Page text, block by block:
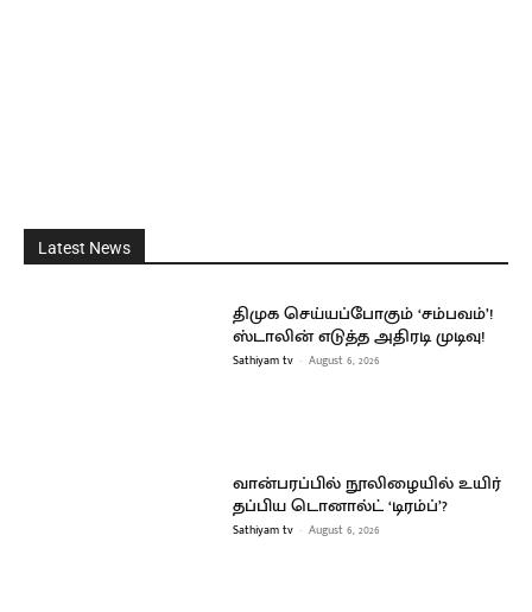
Latest News
திமுக செய்யப்போகும் ‘சம்பவம்’!
ஸ்டாலின் எடுத்த அதிரடி முடிவு!
Sathiyam tv - August 6, 2026
வான்பரப்பில் நூலிழையில் உயிர்
தப்பிய டொனால்ட் ‘டிரம்ப்’?
Sathiyam tv - August 6, 2026